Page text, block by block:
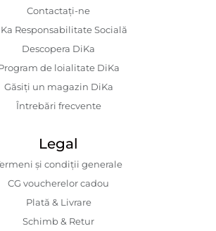
Contactaţi-ne
Responsabilitate Socială
Descopera DiKa
de loialitate DiKa
Găsiți un magazin DiKa
Întrebări frecvente
Legal
și condiții generale
CG voucherelor cadou
Plată & Livrare
Schimb & Retur